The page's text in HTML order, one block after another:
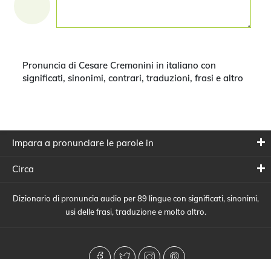
Pronuncia di Cesare Cremonini in italiano con
significati, sinonimi, contrari, traduzioni, frasi e altro
Impara a pronunciare le parole in
Circa
Dizionario di pronuncia audio per 89 lingue con significati, sinonimi,
usi delle frasi, traduzione e molto altro.